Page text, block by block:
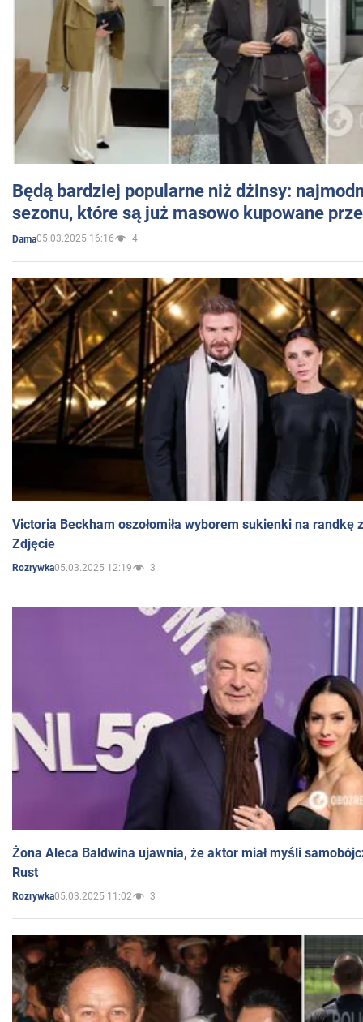
Będą bardziej popularne niż dżinsy:
sezonu, które są już masowo kupowane
Dama05.03.2025 16:16 4
Victoria Beckham oszołomiła wyborem sukienki na randkę
Zdjęcie
Rozrywka05.03.2025 12:19 3
Żona Aleca Baldwina ujawnia, że aktor miał myśli
Rust
Rozrywka05.03.2025 11:02 3